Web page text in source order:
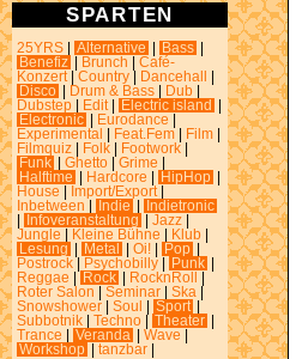
SPARTEN
25YRS Alternative Bass
Benefiz
Brunch
Café-
Konzert
Country Dancehall
Disco
Drum & Bass Dub
Dubstep
Edit Electric island
Electronic
Eurodance
Experimental
Feat.Fem Film
Filmquiz
Folk Footwork
Funk
Ghetto Grime
Halftime
Hardcore HipHop
House
Import/Export
Inbetween
Indie
Indietronic
Infoveranstaltung Jazz
Jungle
Kleine Bühne Klub
Lesung
Metal Oi! Pop
Postrock
Psychobilly Punk
Reggae
Rock RocknRoll
Roter Salon
Seminar Ska
Snowshower
Soul Sport
Subbotnik
Techno Theater
Trance
Veranda Wave
Workshop
tanzbar